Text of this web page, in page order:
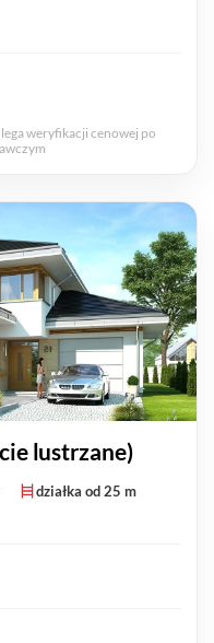
weryfikacji cenowej po
lustrzane)
działka od 25 m